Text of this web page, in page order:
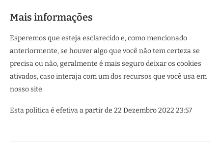
Mais informações
Esperemos que esteja esclarecido e, como mencionado
anteriormente, se houver algo que você não tem certeza se
precisa ou não, geralmente é mais seguro deixar os cookies
ativados, caso interaja com um dos recursos que você usa em
nosso site.
Esta política é efetiva a partir de 22 Dezembro 2022 23:57